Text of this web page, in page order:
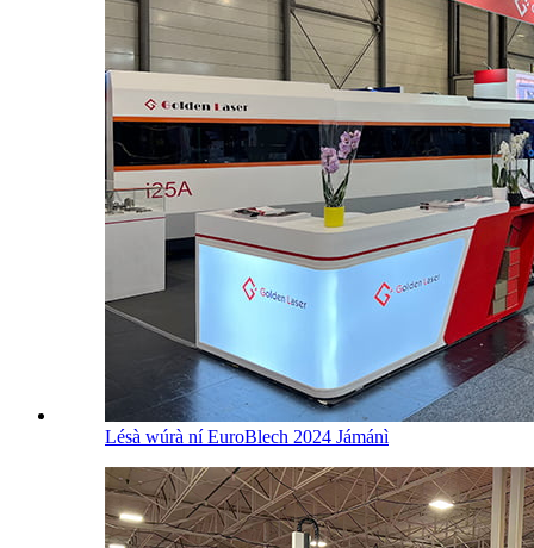
Lésà wúrà ní EuroBlech 2024 Jámánì